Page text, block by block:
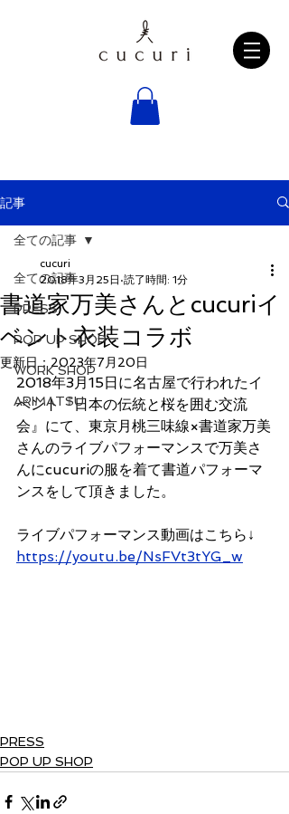
記事
全ての記事
PRESS
POP UP SHOP
WORK SHOP
ARIMATSU
全ての記事
書道家万美さんとcucuriイ
ベント衣装コラボ
cucuri
2018年3月25日 読了時間: 1分
更新日： 2023年7月20日
2018年3月15日に名古屋で行われたイ
ベント『日本の伝統と桜を囲む交流
会』にて、東京月桃三味線×書道家万美
さんのライブパフォーマンスで万美さ
んにcucuriの服を着て書道パフォーマ
ンスをして頂きました。
ライブパフォーマンス動画はこちら↓
https://youtu.be/NsFVt3tYG_w
PRESS
POP UP SHOP